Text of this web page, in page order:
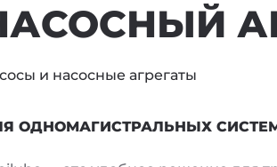
и насосные агрегаты
ОДНОМАГИСТРАЛЬНЫХ